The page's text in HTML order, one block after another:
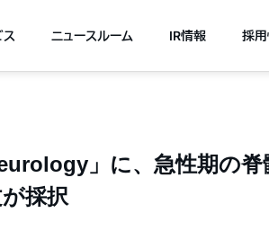
ス ニュースルーム IR情報 採
」に、急性期の
採択